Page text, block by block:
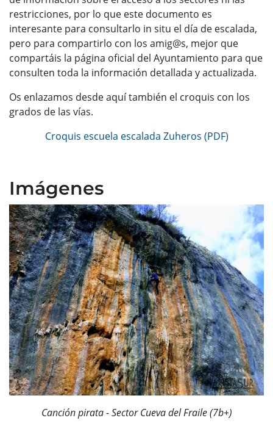
restricciones, por lo que este documento es
interesante para consultarlo in situ el día de escalada,
pero para compartirlo con los amig@s, mejor que
compartáis la página oficial del Ayuntamiento para que
consulten toda la información detallada y actualizada.
Os enlazamos desde aquí también el croquis con los
grados de las vías.
Croquis escuela escalada Zuheros (PDF)
Imágenes
Canción pirata - Sector Cueva del Fraile (7b+)